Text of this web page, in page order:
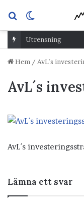
Sök
efterskin
Utrensning
Hem / AvL´s
AvL´s
AvL´s
Lämna ett svar